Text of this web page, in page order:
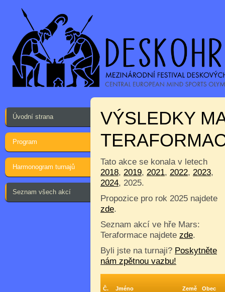
Úvodní strana
Program
Harmonogram turnajů
Seznam všech akcí
VÝSLEDKY
Tato akce se konala v letech
2018, 2019, 2021, 2022, 2023,
2024, 2025.
Propozice pro rok 2025 najdete
zde.
Seznam akcí ve hře Mars:
Teraformace najdete zde.
Byli jste na turnaji? Poskytněte
nám zpětnou vazbu!
Č. Jméno Země Obec